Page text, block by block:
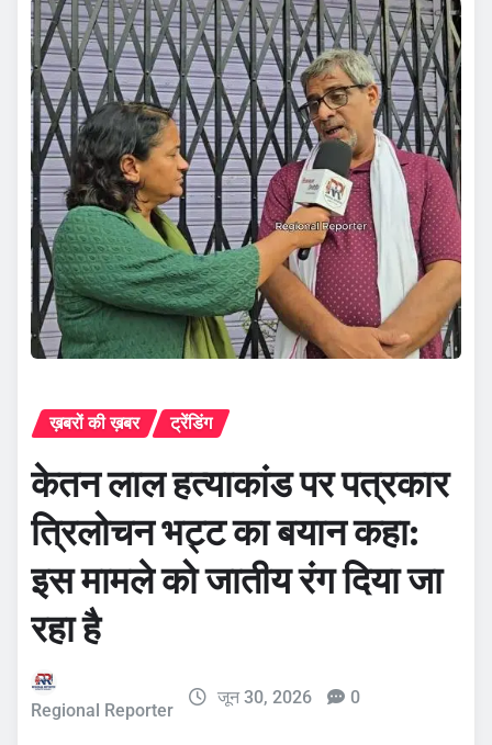
ख़बरों की ख़बर ट्रेंडिंग
केतन लाल हत्याकांड पर पत्रकार
त्रिलोचन भट्ट का बयान कहा:
इस मामले को जातीय रंग दिया जा
रहा है
Regional Reporter
जून 30, 2026 0